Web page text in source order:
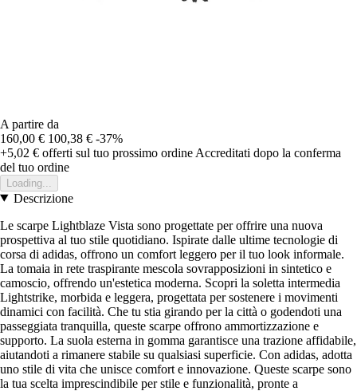
A partire da
160,00 € 100,38 € -37%
+5,02 € offerti sul tuo prossimo ordine Accreditati dopo la conferma
del tuo ordine
Loading...
Descrizione
Le scarpe Lightblaze Vista sono progettate per offrire una nuova
prospettiva al tuo stile quotidiano. Ispirate dalle ultime tecnologie di
corsa di adidas, offrono un comfort leggero per il tuo look informale.
La tomaia in rete traspirante mescola sovrapposizioni in sintetico e
camoscio, offrendo un'estetica moderna. Scopri la soletta intermedia
Lightstrike, morbida e leggera, progettata per sostenere i movimenti
dinamici con facilità. Che tu stia girando per la città o godendoti una
passeggiata tranquilla, queste scarpe offrono ammortizzazione e
supporto. La suola esterna in gomma garantisce una trazione affidabile,
aiutandoti a rimanere stabile su qualsiasi superficie. Con adidas, adotta
uno stile di vita che unisce comfort e innovazione. Queste scarpe sono
la tua scelta imprescindibile per stile e funzionalità, pronte a